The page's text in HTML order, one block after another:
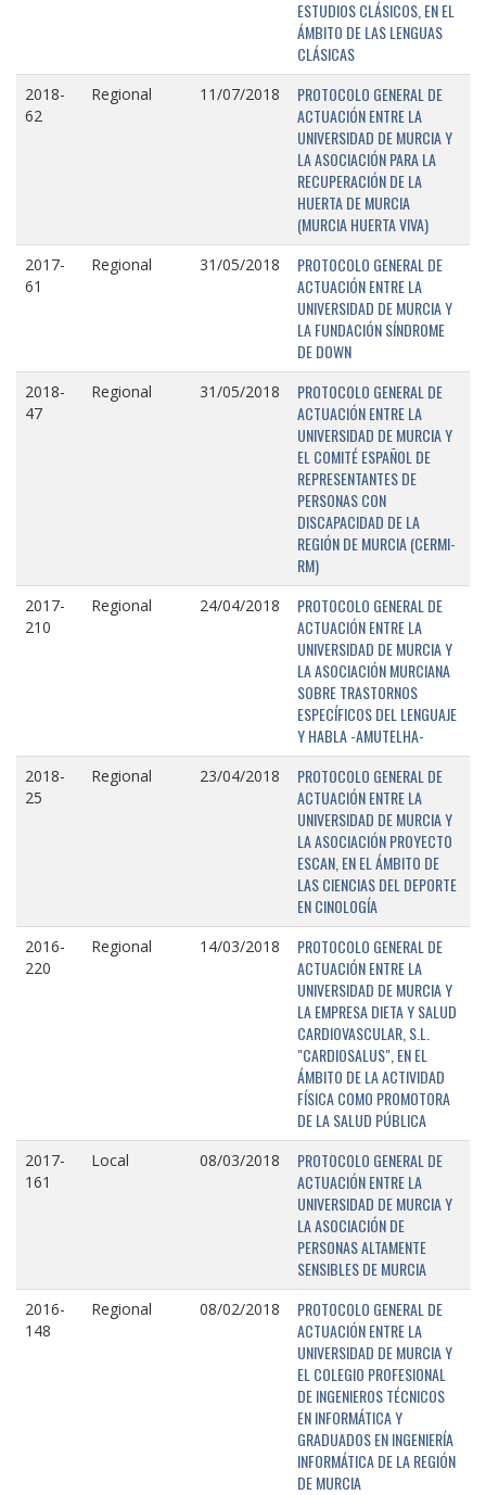
ESTUDIOS CLÁSICOS, EN EL
ÁMBITO DE LAS LENGUAS
CLÁSICAS
2018-
62
Regional 11/07/2018
PROTOCOLO GENERAL DE
ACTUACIÓN ENTRE LA
UNIVERSIDAD DE MURCIA Y
LA ASOCIACIÓN PARA LA
RECUPERACIÓN DE LA
HUERTA DE MURCIA
(MURCIA HUERTA VIVA)
2017-
61
Regional 31/05/2018
PROTOCOLO GENERAL DE
ACTUACIÓN ENTRE LA
UNIVERSIDAD DE MURCIA Y
LA FUNDACIÓN SÍNDROME
DE DOWN
2018-
47
Regional 31/05/2018
PROTOCOLO GENERAL DE
ACTUACIÓN ENTRE LA
UNIVERSIDAD DE MURCIA Y
EL COMITÉ ESPAÑOL DE
REPRESENTANTES DE
PERSONAS CON
DISCAPACIDAD DE LA
REGIÓN DE MURCIA (CERMI-
RM)
2017-
210
Regional 24/04/2018
PROTOCOLO GENERAL DE
ACTUACIÓN ENTRE LA
UNIVERSIDAD DE MURCIA Y
LA ASOCIACIÓN MURCIANA
SOBRE TRASTORNOS
ESPECÍFICOS DEL LENGUAJE
Y HABLA -AMUTELHA-
2018-
25
Regional 23/04/2018
PROTOCOLO GENERAL DE
ACTUACIÓN ENTRE LA
UNIVERSIDAD DE MURCIA Y
LA ASOCIACIÓN PROYECTO
ESCAN, EN EL ÁMBITO DE
LAS CIENCIAS DEL DEPORTE
EN CINOLOGÍA
2016-
220
Regional 14/03/2018
PROTOCOLO GENERAL DE
ACTUACIÓN ENTRE LA
UNIVERSIDAD DE MURCIA Y
LA EMPRESA DIETA Y SALUD
CARDIOVASCULAR, S.L.
"CARDIOSALUS", EN EL
ÁMBITO DE LA ACTIVIDAD
FÍSICA COMO PROMOTORA
DE LA SALUD PÚBLICA
2017-
161
Local 08/03/2018
PROTOCOLO GENERAL DE
ACTUACIÓN ENTRE LA
UNIVERSIDAD DE MURCIA Y
LA ASOCIACIÓN DE
PERSONAS ALTAMENTE
SENSIBLES DE MURCIA
2016-
148
Regional 08/02/2018
PROTOCOLO GENERAL DE
ACTUACIÓN ENTRE LA
UNIVERSIDAD DE MURCIA Y
EL COLEGIO PROFESIONAL
DE INGENIEROS TÉCNICOS
EN INFORMÁTICA Y
GRADUADOS EN INGENIERÍA
INFORMÁTICA DE LA REGIÓN
DE MURCIA